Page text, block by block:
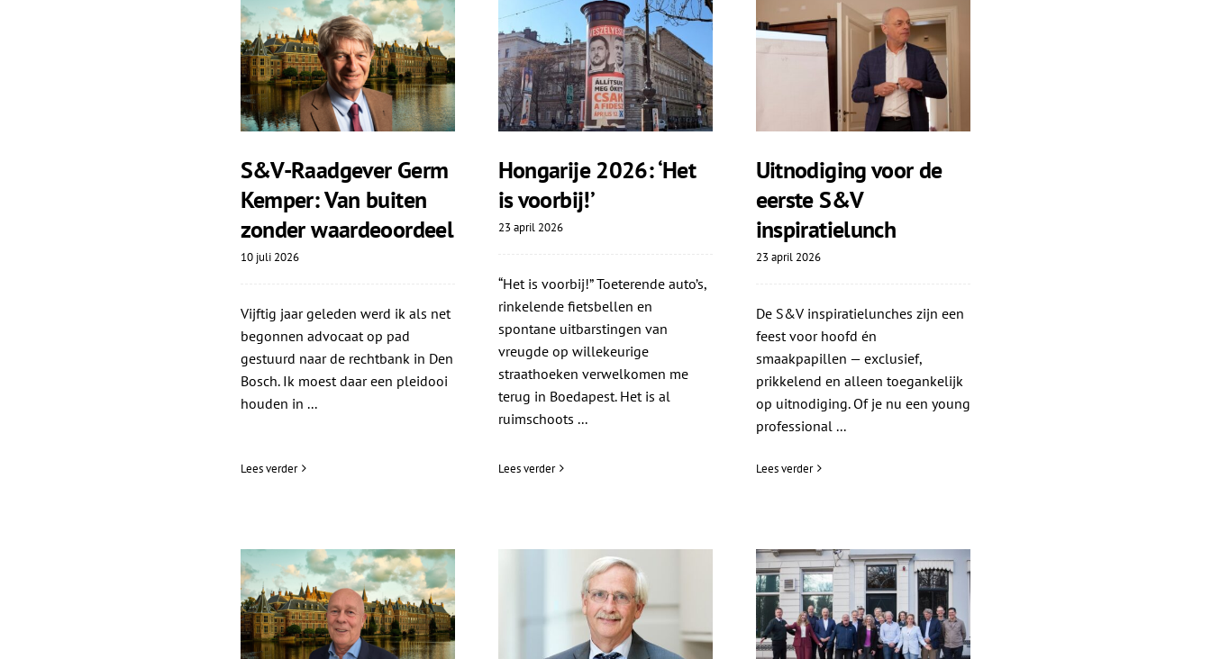
S&V-Raadgever Germ
Kemper: Van buiten
zonder waardeoordeel
10 juli 2026
Vijftig jaar geleden werd ik als net
begonnen advocaat op pad
gestuurd naar de rechtbank in Den
Bosch. Ik moest daar een pleidooi
houden in ...
Lees verder
Hongarije 2026: ‘Het
is voorbij!’
23 april 2026
“Het is voorbij!” Toeterende auto’s,
rinkelende fietsbellen en
spontane uitbarstingen van
vreugde op willekeurige
straathoeken verwelkomen me
terug in Boedapest. Het is al
ruimschoots ...
Lees verder
Uitnodiging voor de
eerste S&V
inspiratielunch
23 april 2026
De S&V inspiratielunches zijn een
feest voor hoofd én
smaakpapillen — exclusief,
prikkelend en alleen toegankelijk
op uitnodiging. Of je nu een young
professional ...
Lees verder